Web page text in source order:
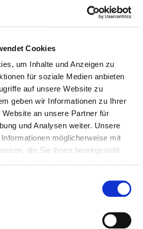
Cookies
um Inhalte und Anzeigen zu
für soziale Medien anbieten
auf unsere Website zu
geben wir Informationen zu Ihrer
an unsere Partner für
und Analysen weiter. Unsere
möglicherweise mit
die Sie ihnen bereitgestellt
(ZF01)
nephrology (AQ29)
(ZF43)
surgery (AQ10)